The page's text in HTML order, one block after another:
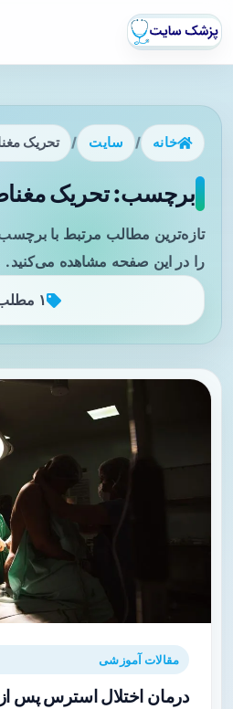
خانه / سایت / تحریک
برچسب: تحریک
تازه‌ترین مطالب مرتبط با
را در این صفحه مشاهده می‌کنید.
۱ مطلب
مقالات آموزشی